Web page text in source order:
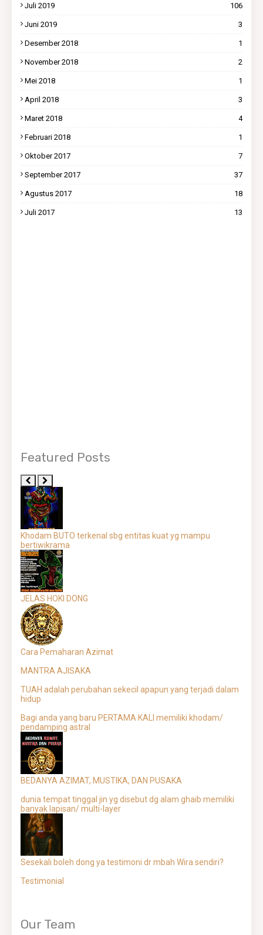
Juli 2019 106
Juni 2019 3
Desember 2018 1
November 2018 2
Mei 2018 1
April 2018 3
Maret 2018 4
Februari 2018 1
Oktober 2017 7
September 2017 37
Agustus 2017 18
Juli 2017 13
Featured Posts
Khodam BUTO terkenal sbg entitas kuat yg mampu
bertiwikrama
JELAS HOKI DONG
Cara Pemaharan Azimat
MANTRA AJISAKA
TUAH adalah perubahan sekecil apapun yang terjadi dalam
hidup
Bagi anda yang baru PERTAMA KALI memiliki khodam/
pendamping astral
BEDANYA AZIMAT, MUSTIKA, DAN PUSAKA
dunia tempat tinggal jin yg disebut dg alam ghaib memiliki
banyak lapisan/ multi-layer
Sesekali boleh dong ya testimoni dr mbah Wira sendiri?
Testimonial
Our Team